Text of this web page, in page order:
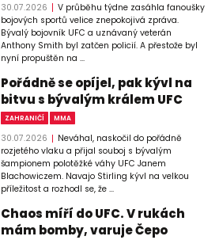
30.07.2026
V průběhu týdne zasáhla fanoušky
bojových sportů velice znepokojivá zpráva.
Bývalý bojovník UFC a uznávaný veterán
Anthony Smith byl zatčen policií. A přestože byl
nyní propuštěn na ...
Pořádně se opíjel, pak kývl na
bitvu s bývalým králem UFC
ZAHRANIČÍ MMA
30.07.2026
Neváhal, naskočil do pořádně
rozjetého vlaku a přijal souboj s bývalým
šampionem polotěžké váhy UFC Janem
Blachowiczem. Navajo Stirling kývl na velkou
příležitost a rozhodl se, že ...
Chaos míří do UFC. V rukách
mám bomby, varuje Čepo